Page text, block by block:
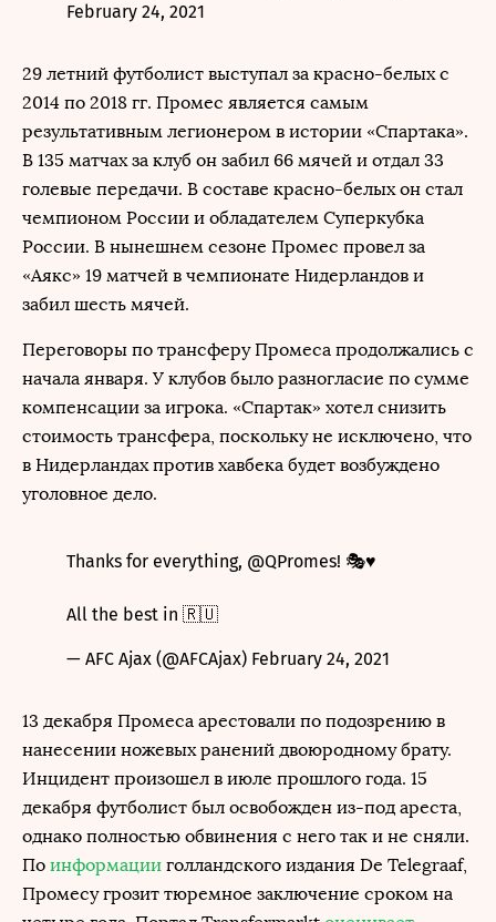
February 24, 2021
29 летний футболист выступал за красно-белых с
2014 по 2018 гг. Промес является самым
результативным легионером в истории «Спартака».
В 135 матчах за клуб он забил 66 мячей и отдал 33
голевые передачи. В составе красно-белых он стал
чемпионом России и обладателем Суперкубка
России. В нынешнем сезоне Промес провел за
«Аякс» 19 матчей в чемпионате Нидерландов и
забил шесть мячей.
Переговоры по трансферу Промеса продолжались с
начала января. У клубов было разногласие по сумме
компенсации за игрока. «Спартак» хотел снизить
стоимость трансфера, поскольку не исключено, что
в Нидерландах против хавбека будет возбуждено
уголовное дело.
Thanks for everything, @QPromes! 🎭♥️
All the best in 🇷🇺
— AFC Ajax (@AFCAjax) February 24, 2021
13 декабря Промеса арестовали по подозрению в
нанесении ножевых ранений двоюродному брату.
Инцидент произошел в июле прошлого года. 15
декабря футболист был освобожден из-под ареста,
однако полностью обвинения с него так и не сняли.
По информации голландского издания De Telegraaf,
Промесу грозит тюремное заключение сроком на